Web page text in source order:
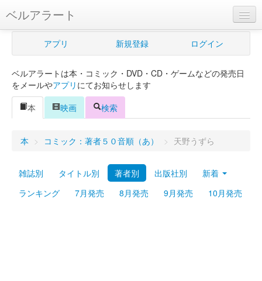
ベルアラート
ベルアラートとは
新規登録
ログイン
Myシェルフ
プレミアム
アプリ 新規登録 ログイン
ベルアラートは本・コミック・DVD・CD・ゲームなどの発売日
をメールやアプリ にてお知らせします
本
映画 検索
本 > コミック：著者５０音順（あ） > 天野うずら
雑誌別 タイトル別 著者別 出版社別
新着
ランキング
7月発売 8月発売 9月発売 10月発売